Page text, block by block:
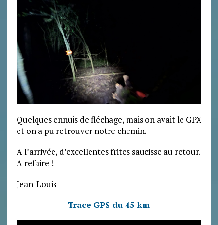
Quelques ennuis de fléchage, mais on avait le GPX
et on a pu retrouver notre chemin.
A l’arrivée, d’excellentes frites saucisse au retour.
A refaire !
Jean-Louis
Trace GPS du 45 km